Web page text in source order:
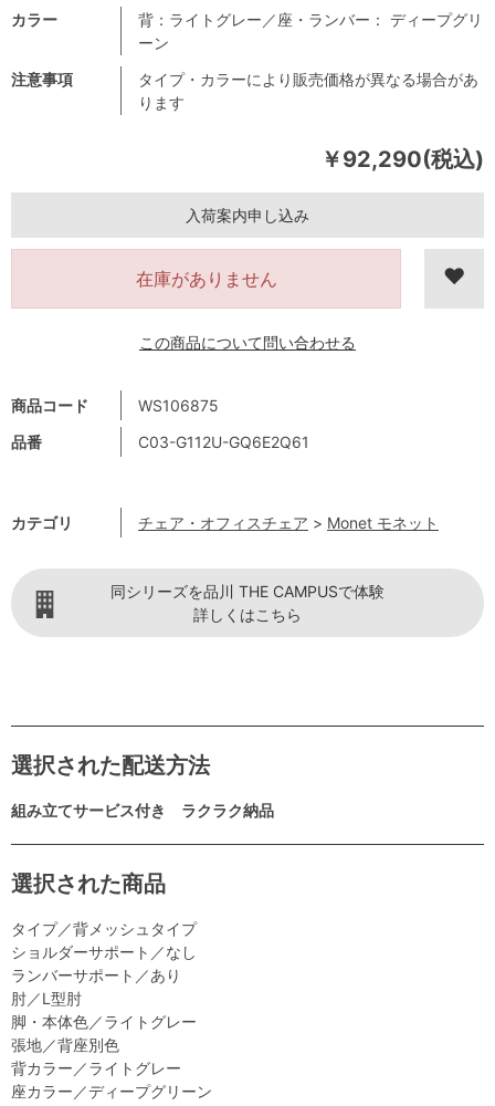
￥92,290(税込)
商品コード
WS106875
品番
C03-G112U-GQ6E2Q61
カテゴリ チェア・オフィスチェア > Monet モネット
注意事項
タイプ・カラーにより販売価格が異なる場合があ
ります
カラー
背：ライトグレー／座・ランバー： ディープグリ
ーン
入荷案内申し込み
在庫がありません
この商品について問い合わせる
同シリーズを品川 THE CAMPUSで体験
詳しくはこちら
選択された配送方法
組み立てサービス付き ラクラク納品
選択された商品
タイプ／背メッシュタイプ
ショルダーサポート／なし
ランバーサポート／あり
肘／L型肘
脚・本体色／ライトグレー
張地／背座別色
背カラー／ライトグレー
座カラー／ディープグリーン